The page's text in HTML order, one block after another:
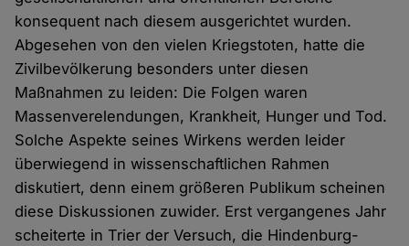
konsequent nach diesem ausgerichtet wurden.
Abgesehen von den vielen Kriegstoten, hatte die
Zivilbevölkerung besonders unter diesen
Maßnahmen zu leiden: Die Folgen waren
Massenverelendungen, Krankheit, Hunger und Tod.
Solche Aspekte seines Wirkens werden leider
überwiegend in wissenschaftlichen Rahmen
diskutiert, denn einem größeren Publikum scheinen
diese Diskussionen zuwider. Erst vergangenes Jahr
scheiterte in Trier der Versuch, die Hindenburg-